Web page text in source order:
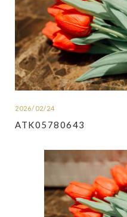
2026/02/24
ATK05780643